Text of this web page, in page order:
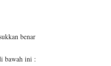
benar
bawah ini :